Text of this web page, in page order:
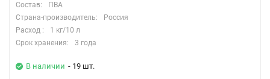
Состав:
ПВА
Страна-производитель:
Россия
Расход :
1 кг/10 л
Срок хранения:
3 года
В наличии - 19 шт.